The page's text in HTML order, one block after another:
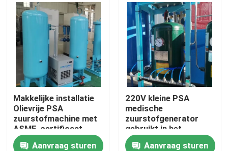
Producten
Over ons
Makkelijke installatie
Olievrije PSA
zuurstofmachine met
ASME-certificaat
Aanvraag sturen
220V kleine PSA
medische
zuurstofgenerator
gebruikt in het
ziekenhuis 60Nm3/Hr
Aanvraag sturen